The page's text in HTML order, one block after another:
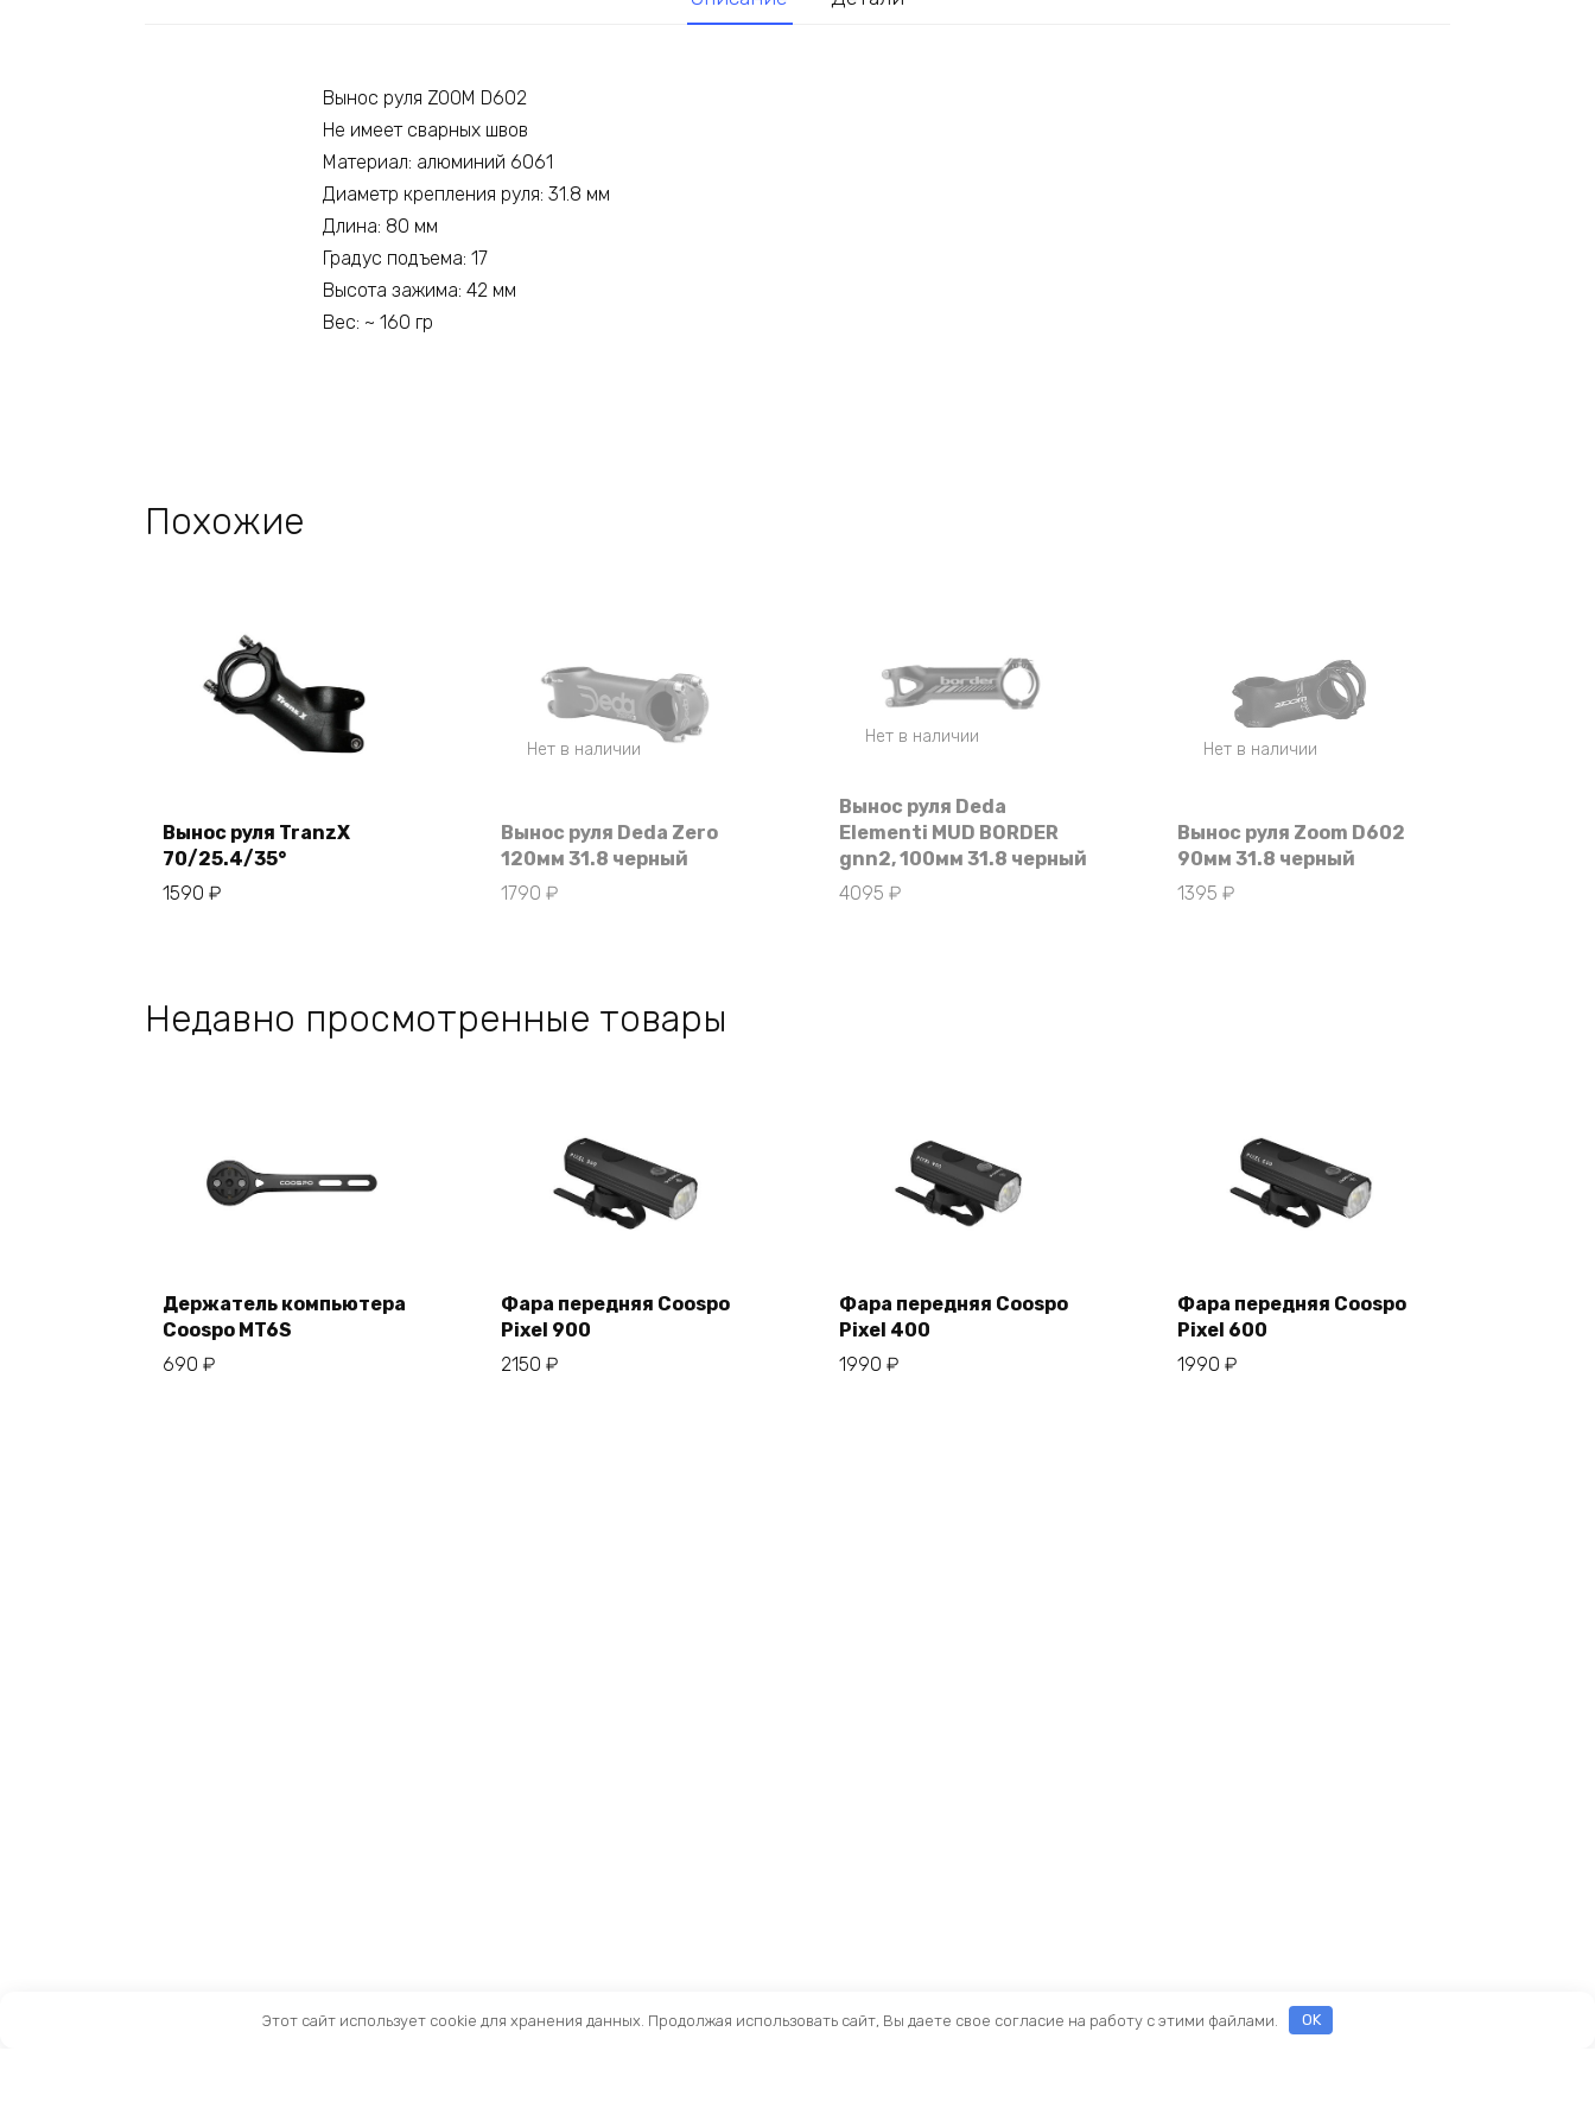
Вынос руля ZOOM D602
Не имеет сварных швов
Материал: алюминий 6061
Диаметр крепления руля: 31.8 мм
Длина: 80 мм
Градус подъема: 17
Высота зажима: 42 мм
Вес: ~ 160 гр
Похожие
В корзину
Вынос руля TranzX
70/25.4/35°
1590 ₽
Нет в наличии
Вынос руля Deda Zero
120мм 31.8 черный
1790 ₽
Нет в наличии
Вынос руля Deda
Elementi MUD BORDER
gnn2, 100мм 31.8 черный
4095 ₽
Нет в наличии
Вынос руля Zoom D602
90мм 31.8 черный
1395 ₽
Недавно просмотренные товары
Держатель компьютера
Coospo MT6S
690 ₽
Фара передняя Coospo
Pixel 900
2150 ₽
Фара передняя Coospo
Pixel 400
1990 ₽
Фара передняя Coospo
Pixel 600
1990 ₽
Этот сайт использует cookie для хранения данных. Продолжая использовать сайт, Вы даете свое согласие на работу с этими файлами. OK